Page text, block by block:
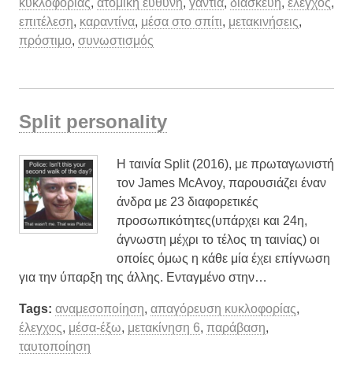
κυκλοφορίας, ατομική ευθύνη, γάντια, διασκευή, έλεγχος,
επιτέλεση, καραντίνα, μέσα στο σπίτι, μετακινήσεις,
πρόστιμο, συνωστισμός
Split personality
Η ταινία Split (2016), με πρωταγωνιστή
τον James McAvoy, παρουσιάζει έναν
άνδρα με 23 διαφορετικές
προσωπικότητες(υπάρχει και 24η,
άγνωστη μέχρι το τέλος τη ταινίας) οι
οποίες όμως η κάθε μία έχει επίγνωση
για την ύπαρξη της άλλης. Ενταγμένο στην…
Tags: αναμεσοποίηση, απαγόρευση κυκλοφορίας,
έλεγχος, μέσα-έξω, μετακίνηση 6, παράβαση,
ταυτοποίηση